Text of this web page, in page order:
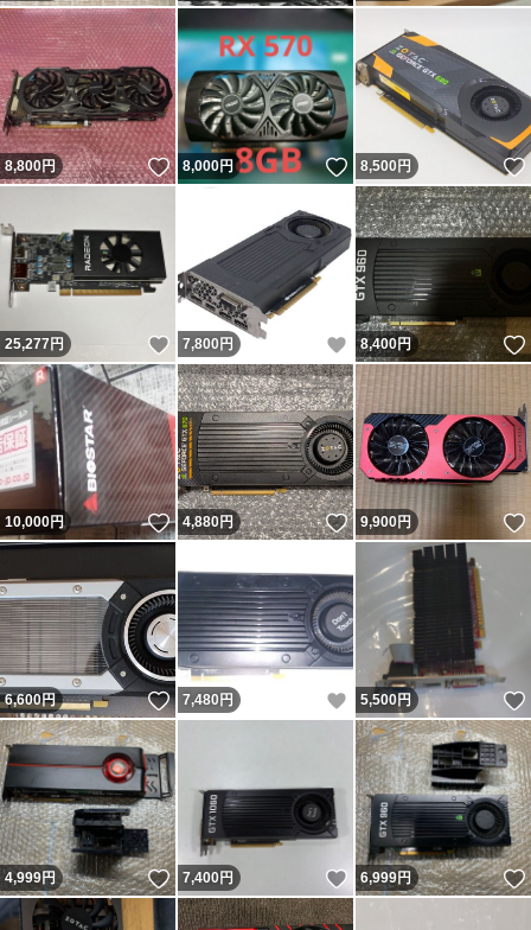
8,800円 いいね！
8,000円 いいね！
8,500 円
25,277円 いいね！
7,800 円 いいね！
8,400円
10,000円 いいね！
4,880円 いいね！
9,900円
6,600円 いいね！
7,480 円 いいね！
5,500円
4,999円 いいね！
7,400円 いいね！
6,999円